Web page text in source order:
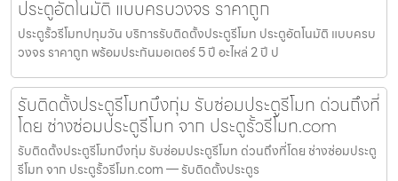
ประตูอัตโนมัติ แบบครบวงจร ราคาถูก
ประตูรั้วรีโมทปทุมวัน บริการรับติดตั้งประตูรีโมท ประตูอัตโนมัติ แบบครบ
วงจร ราคาถูก พร้อมประกันมอเตอร์ 5 ปี อะไหล่ 2 ปี ป
รับติดตั้งประตูรีโมทบึงกุ่ม รับซ่อมประตูรีโมท ด่วนถึงที่
โดย ช่างซ่อมประตูรีโมท จาก ประตูรั้วรีโมท.com
รับติดตั้งประตูรีโมทบึงกุ่ม รับซ่อมประตูรีโมท ด่วนถึงที่โดย ช่างซ่อมประตู
รีโมท จาก ประตูรั้วรีโมท.com — รับติดตั้งประตูร